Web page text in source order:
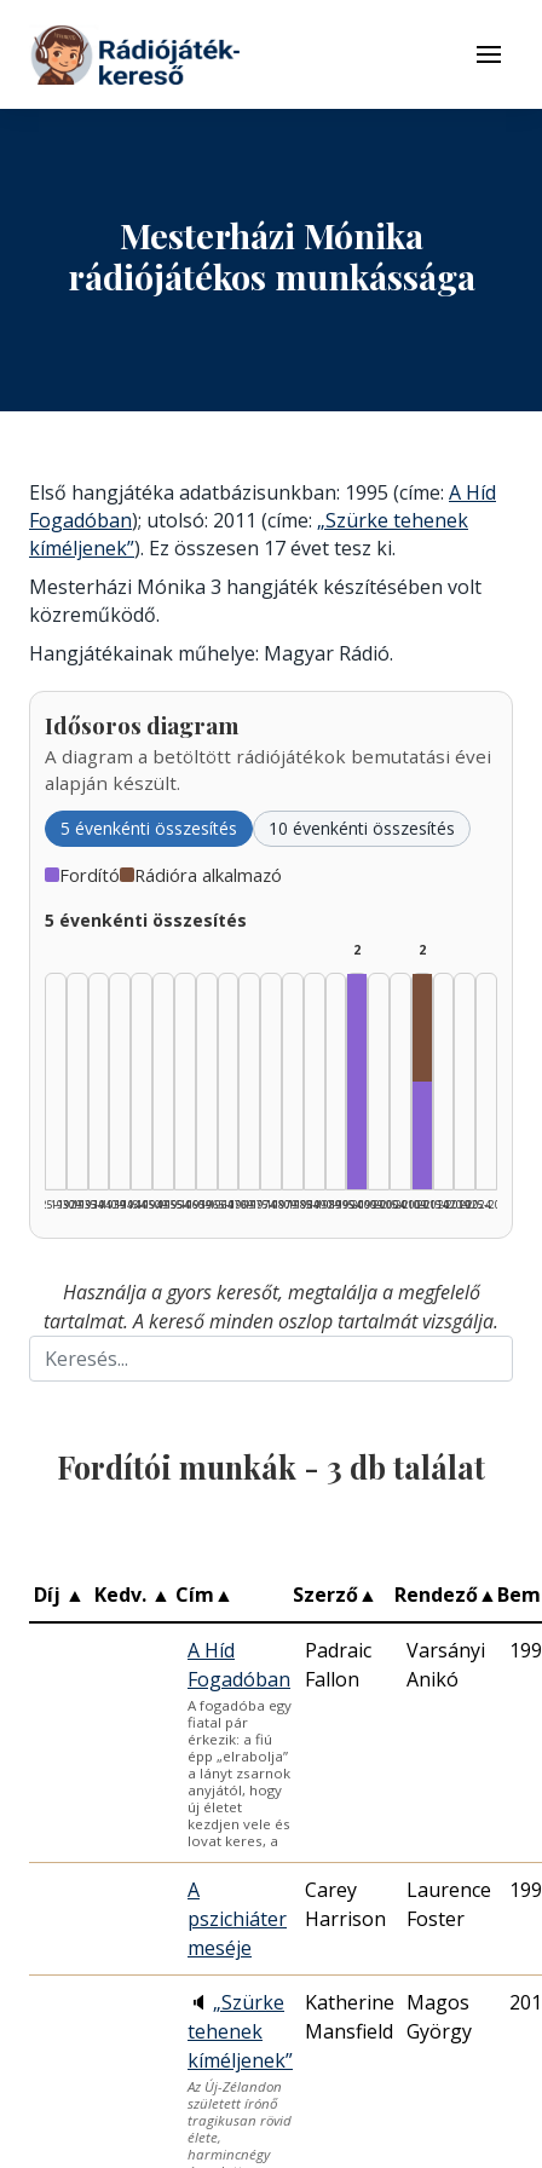
Tovább a tartalomhoz
Menü
Mesterházi Mónika
rádiójátékos munkássága
Első hangjátéka adatbázisunkban: 1995 (címe: A Híd
Fogadóban); utolsó: 2011 (címe: „Szürke tehenek
kíméljenek”). Ez összesen 17 évet tesz ki.
Mesterházi Mónika 3 hangjáték készítésében volt
közreműködő.
Hangjátékainak műhelye: Magyar Rádió.
Idősoros diagram
A diagram a betöltött rádiójátékok bemutatási évei
alapján készült.
5 évenkénti összesítés 10 évenkénti összesítés
Fordító Rádióra alkalmazó
5 évenkénti összesítés
1925–1929
1930–1934
1935–1939
1940–1944
1945–1949
1950–1954
1955–1959
1960–1964
1965–1969
1970–1974
1975–1979
1980–1984
1985–1989
1990–1994
2
1995–1999
2000–2004
2005–2009
2
2010–2014
2015–2019
2020–2024
2025–2026
Használja a gyors keresőt, megtalálja a megfelelő
tartalmat. A kereső minden oszlop tartalmát vizsgálja.
Fordítói munkák - 3 db találat
Díj ▲ Kedv. ▲ Cím▲ Szerző▲ Rendező▲
A Híd
Fogadóban
A fogadóba egy
fiatal pár
érkezik: a fiú
épp „elrabolja”
a lányt zsarnok
anyjától, hogy
új életet
kezdjen vele és
lovat keres, a
Padraic
Fallon
Varsányi
Anikó
A
pszichiáter
meséje
Carey
Harrison
Laurence
Foster
🔈 „Szürke
tehenek
kíméljenek”
Az Új-Zélandon
született írónő
tragikusan rövid
élete,
harmincnégy
Katherine
Mansfield
Magos
György